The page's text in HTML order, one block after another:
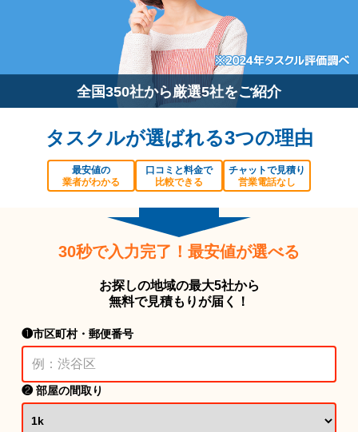
全国350社から厳選5社をご紹介
タスクルが選ばれる3つの理由
最安値の
業者がわかる
口コミと料金で
比較できる
チャットで見積り
営業電話なし
30秒で入力完了！最安値が選べる
お探しの地域の最大5社から
無料で見積もりが届く！
❶市区町村・郵便番号
❷ 部屋の間取り